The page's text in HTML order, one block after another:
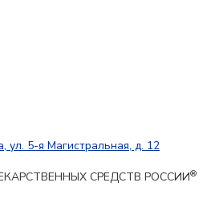
ул. 5-я Магистральная, д. 12
СРЕДСТВ РОССИИ®